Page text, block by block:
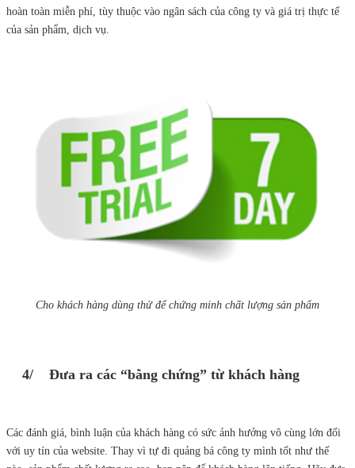
hoàn toàn miễn phí, tùy thuộc vào ngân sách của công ty và giá trị thực tế
của sản phẩm, dịch vụ.
Cho khách hàng dùng thử để chứng minh chất lượng sản phẩm
4/ Đưa ra các “bằng chứng” từ khách hàng
Các đánh giá, bình luận của khách hàng có sức ảnh hưởng vô cùng lớn đối
với uy tín của website. Thay vì tự đi quảng bá công ty mình tốt như thế